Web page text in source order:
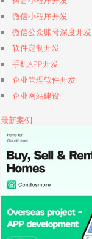
微信小程序开发
微信公众账号深度开发
软件定制开发
手机APP开发
企业管理软件开发
企业网站建设
最新案例